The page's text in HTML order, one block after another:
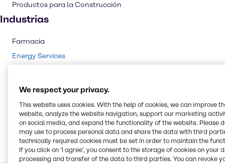
Productos para la Construcción
Industrias
Farmacia
Energy Services
Cosméticos
Nutrición Animal
Agricultura
We respect your privacy.
This website uses cookies. With the help of cookies, we can improve
website, analyze the website navigation, support our marketing
on social media, and expand the functionality of the website. Please
may use to process personal data and share the data with third
technically required cookies must be set in order to maintain the
If you click on ’I agree’, you consent to the storage of cookies on your
processing and transfer of the data to third parties. You can revoke